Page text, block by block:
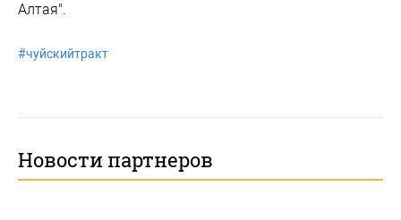
Алтая".
#чуйскийтракт
Новости партнеров